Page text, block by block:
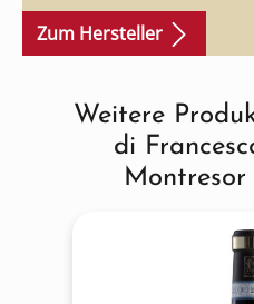
Zum Hersteller
Produktgalerie
Weitere
di
Montresor